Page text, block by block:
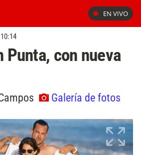
EN VIVO
Punta, con nueva
Galería de fotos